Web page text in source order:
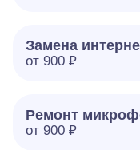
Замена
от 900 ₽
Ремонт
от 900 ₽